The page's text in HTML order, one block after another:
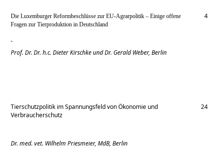
Die Luxemburger Reformbeschlüsse zur EU-Agrarpolitik – Einige offene
Fragen zur Tierproduktion in Deutschland
Prof. Dr. Dr. h.c. Dieter Kirschkeund Dr. Gerald Weber, Berlin
4
Tierschutzpolitik im Spannungsfeld von Ökonomie und
Verbraucherschutz
Dr. med. vet. Wilhelm Priesmeier, MdB, Berlin
24